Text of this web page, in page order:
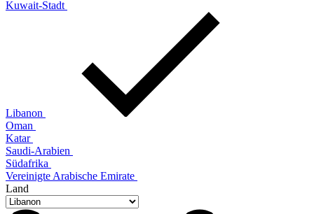
Kuwait-Stadt
Libanon
Oman
Katar
Saudi-Arabien
Südafrika
Vereinigte Arabische Emirate
Land